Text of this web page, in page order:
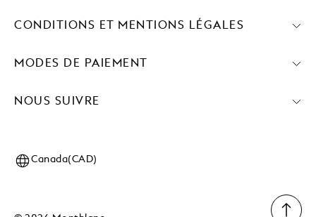
MODES DE PAIEMENT
NOUS SUIVRE
CONDITIONS ET MENTIONS LÉGALES
Canada(CAD)